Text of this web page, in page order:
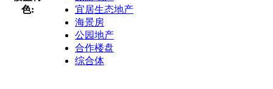
色:
宜居生态地产
海景房
公园地产
合作楼盘
综合体